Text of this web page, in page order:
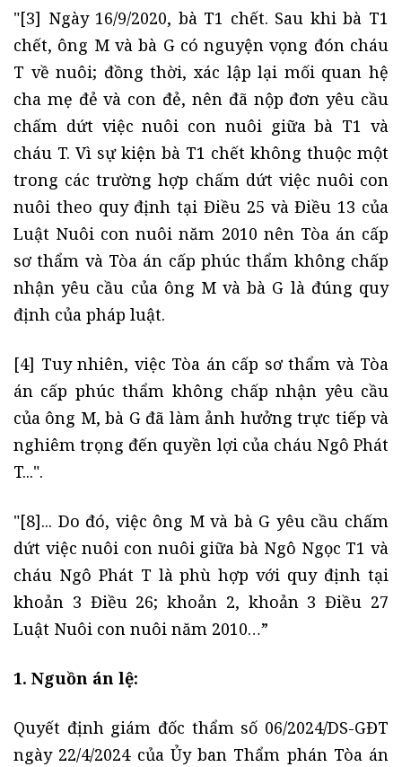
"[3] Ngày 16/9/2020, bà T1 chết. Sau khi bà T1
chết, ông M và bà G có nguyện vọng đón cháu
T về nuôi; đồng thời, xác lập lại mối quan hệ
cha mẹ đẻ và con đẻ, nên đã nộp đơn yêu cầu
chấm dứt việc nuôi con nuôi giữa bà T1 và
cháu T. Vì sự kiện bà T1 chết không thuộc một
trong các trường hợp chấm dứt việc nuôi con
nuôi theo quy định tại Điều 25 và Điều 13 của
Luật Nuôi con nuôi năm 2010 nên Tòa án cấp
sơ thẩm và Tòa án cấp phúc thẩm không chấp
nhận yêu cầu của ông M và bà G là đúng quy
định của pháp luật.
[4] Tuy nhiên, việc Tòa án cấp sơ thẩm và Tòa
án cấp phúc thẩm không chấp nhận yêu cầu
của ông M, bà G đã làm ảnh hưởng trực tiếp và
nghiêm trọng đến quyền lợi của cháu Ngô Phát
T...".
"[8]... Do đó, việc ông M và bà G yêu cầu chấm
dứt việc nuôi con nuôi giữa bà Ngô Ngọc T1 và
cháu Ngô Phát T là phù hợp với quy định tại
khoản 3 Điều 26; khoản 2, khoản 3 Điều 27
Luật Nuôi con nuôi năm 2010…”
1. Nguồn án lệ:
Quyết định giám đốc thẩm số 06/2024/DS-GĐT
ngày 22/4/2024 của Ủy ban Thẩm phán Tòa án